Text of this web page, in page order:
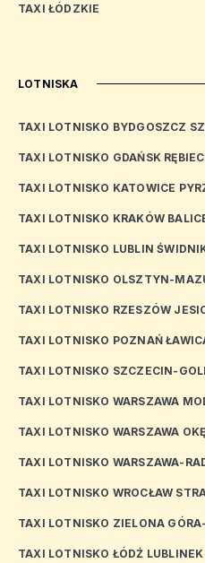
TAXI ŁÓDZKIE
LOTNISKA
TAXI LOTNISKO BYDGOSZCZ
TAXI LOTNISKO GDAŃSK
TAXI LOTNISKO KATOWICE
TAXI LOTNISKO KRAKÓW
TAXI LOTNISKO LUBLIN
TAXI LOTNISKO OLSZTYN-
TAXI LOTNISKO RZESZÓW
TAXI LOTNISKO POZNAŃ
TAXI LOTNISKO SZCZECIN-
TAXI LOTNISKO WARSZAWA
TAXI LOTNISKO WARSZAWA
TAXI LOTNISKO WARSZAWA-
TAXI LOTNISKO WROCŁAW
TAXI LOTNISKO ZIELONA
TAXI LOTNISKO ŁÓDŹ LUBLINEK